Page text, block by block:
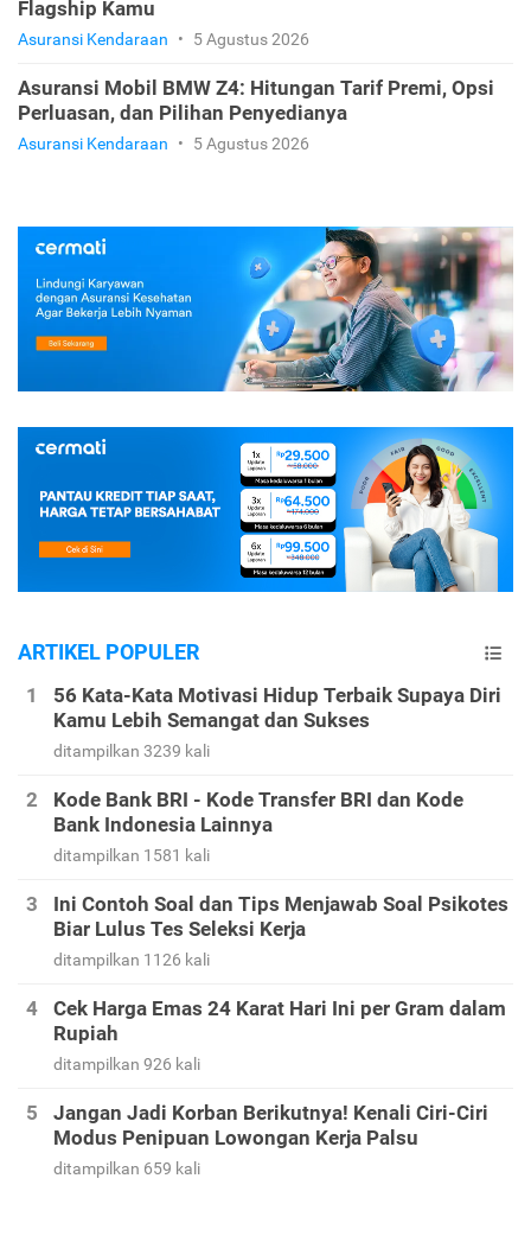
Flagship Kamu
Asuransi Kendaraan • 5 Agustus 2026
Asuransi Mobil BMW Z4: Hitungan Tarif Premi, Opsi
Perluasan, dan Pilihan Penyedianya
Asuransi Kendaraan • 5 Agustus 2026
ARTIKEL POPULER
56 Kata-Kata Motivasi Hidup Terbaik Supaya Diri
Kamu Lebih Semangat dan Sukses
ditampilkan 3239 kali
Kode Bank BRI - Kode Transfer BRI dan Kode
Bank Indonesia Lainnya
ditampilkan 1581 kali
Ini Contoh Soal dan Tips Menjawab Soal Psikotes
Biar Lulus Tes Seleksi Kerja
ditampilkan 1126 kali
Cek Harga Emas 24 Karat Hari Ini per Gram dalam
Rupiah
ditampilkan 926 kali
Jangan Jadi Korban Berikutnya! Kenali Ciri-Ciri
Modus Penipuan Lowongan Kerja Palsu
ditampilkan 659 kali